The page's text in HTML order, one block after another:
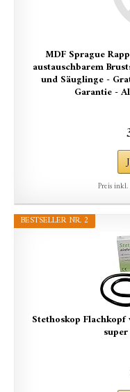
MDF Sprague
austauschbarem
und Säuglinge -
Garantie -
Preis
BESTSELLER NR. 2
Stethoskop